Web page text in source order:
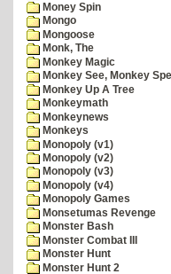
Money Spin
Mongo
Mongoose
Monk, The
Monkey Magic
Monkey See, Monkey
Monkey Up A Tree
Monkeymath
Monkeynews
Monkeys
Monopoly (v1)
Monopoly (v2)
Monopoly (v3)
Monopoly (v4)
Monopoly Games
Monsetumas Revenge
Monster Bash
Monster Combat III
Monster Hunt
Monster Hunt 2